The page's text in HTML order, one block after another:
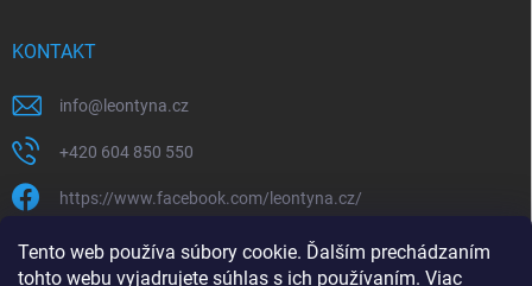
Tento web používa súbory cookie. Ďalším prechádzaním
tohto webu vyjadrujete súhlas s ich používaním. Viac
KONTAKT
info@ leontyna.cz
+420 604 850 550
https://www.facebook.com/leontyna.cz/
leontyna.cz